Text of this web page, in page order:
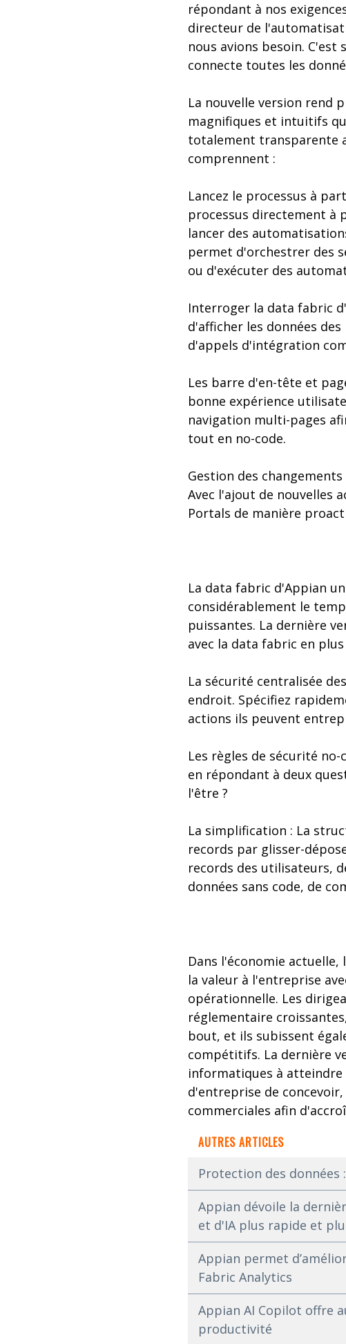
répondant à nos
directeur de
nous avions besoin. C'est
connecte toutes les
La nouvelle version rend
magnifiques et intuitifs
totalement transparente
comprennent :
Lancez le processus à
processus directement à
lancer des
permet d'orchestrer des
ou d'exécuter des
Interroger la data fabric
d'afficher les données
d'appels d'intégration
Les barre d'en-tête et
bonne expérience
navigation multi-pages
tout en no-code.
Gestion des
Avec l'ajout de nouvelles
Portals de manière
La data fabric d'Appian
considérablement le
puissantes. La dernière
avec la data fabric en
La sécurité centralisée
endroit. Spécifiez
actions ils peuvent
Les règles de sécurité
en répondant à deux
l'être ?
La simplification : La
records par glisser-
records des utilisateurs,
données sans code, de
Dans l'économie
la valeur à l'entreprise
opérationnelle. Les
réglementaire
bout, et ils subissent
compétitifs. La dernière
informatiques à
d'entreprise de
commerciales afin
AUTRES ARTICLES
Protection des données
Appian dévoile la
et d'IA plus rapide et
Appian permet
Fabric Analytics
Appian AI Copilot offre
productivité